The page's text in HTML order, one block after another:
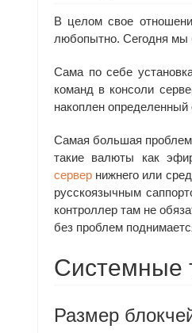
В целом свое
любопытно. Сегодня мы
Сама по себе
команд в консоли
накоплен определенный
Самая большая
такие валюты как
сервер нижнего или
русскоязычным
контроллер там не
без проблем
Системные
Размер